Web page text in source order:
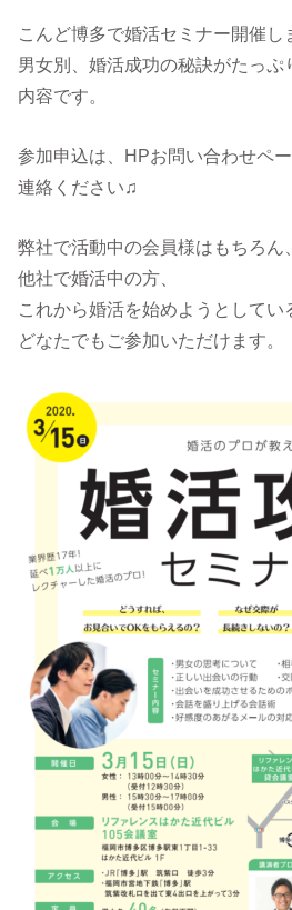
こんど博多で婚活セミナー開催し
男女別、婚活成功の秘訣がたっぷ
内容です。
参加申込は、HPお問い合わせペ
連絡ください♫
弊社で活動中の会員様はもちろん、
他社で婚活中の方、
これから婚活を始めようとしてい
どなたでもご参加いただけます。